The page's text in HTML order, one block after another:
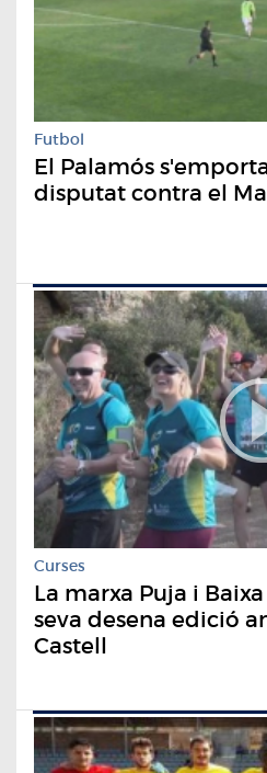
Futbol
El Palamós
disputat contra el
Curses
La marxa Puja i
seva desena edició
Castell